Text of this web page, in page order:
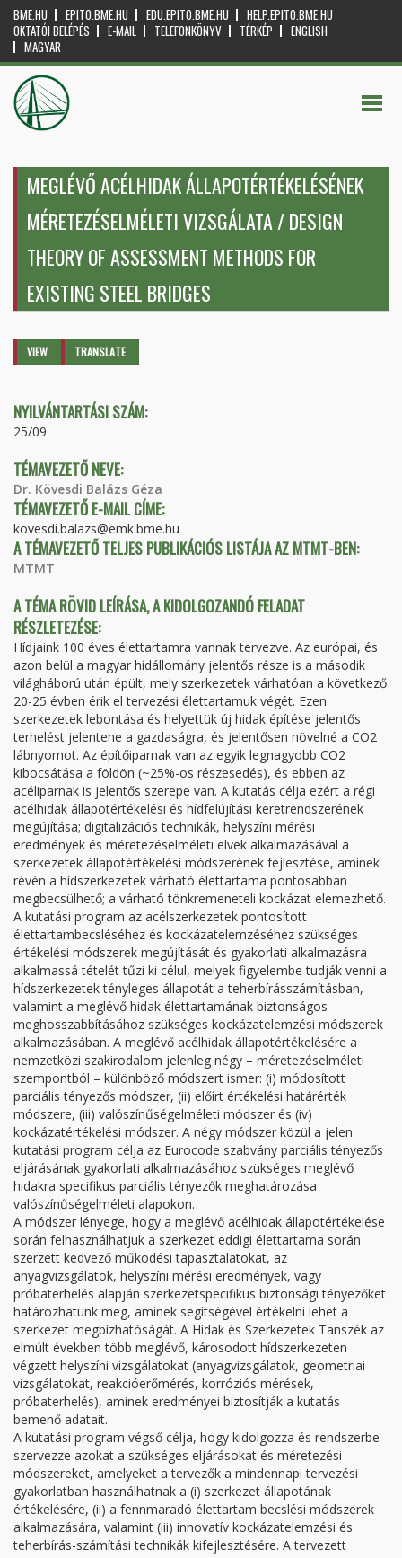
BME.HU EPITO.BME.HU EDU.EPITO.BME.HU
HELP.EPITO.BME.HU
OKTATÓI BELÉPÉS
E-MAIL TELEFONKÖNYV TÉRKÉP
ENGLISH
MAGYAR
MEGLÉVŐ ACÉLHIDAK ÁLLAPOTÉRTÉKELÉSÉNEK
MÉRETEZÉSELMÉLETI VIZSGÁLATA / DESIGN
THEORY OF ASSESSMENT METHODS FOR
EXISTING STEEL BRIDGES
Primary tabs
VIEW (ACTIVETRANSLATE
NYILVÁNTARTÁSI SZÁM:
25/09
TÉMAVEZETŐ NEVE:
Dr. Kövesdi Balázs Géza
TÉMAVEZETŐ E-MAIL CÍME:
kovesdi.balazs@emk.bme.hu
A TÉMAVEZETŐ TELJES PUBLIKÁCIÓS LISTÁJA AZ MTMT-BEN:
MTMT
A TÉMA RÖVID LEÍRÁSA, A KIDOLGOZANDÓ FELADAT
RÉSZLETEZÉSE:
Hídjaink 100 éves élettartamra vannak tervezve. Az európai, és
azon belül a magyar hídállomány jelentős része is a második
világháború után épült, mely szerkezetek várhatóan a következő
20-25 évben érik el tervezési élettartamuk végét. Ezen
szerkezetek lebontása és helyettük új hidak építése jelentős
terhelést jelentene a gazdaságra, és jelentősen növelné a CO2
lábnyomot. Az építőiparnak van az egyik legnagyobb CO2
kibocsátása a földön (~25%-os részesedés), és ebben az
acéliparnak is jelentős szerepe van. A kutatás célja ezért a régi
acélhidak állapotértékelési és hídfelújítási keretrendszerének
megújítása; digitalizációs technikák, helyszíni mérési
eredmények és méretezéselméleti elvek alkalmazásával a
szerkezetek állapotértékelési módszerének fejlesztése, aminek
révén a hídszerkezetek várható élettartama pontosabban
megbecsülhető; a várható tönkremeneteli kockázat elemezhető.
A kutatási program az acélszerkezetek pontosított
élettartambecsléséhez és kockázatelemzéséhez szükséges
értékelési módszerek megújítását és gyakorlati alkalmazásra
alkalmassá tételét tűzi ki célul, melyek figyelembe tudják venni a
hídszerkezetek tényleges állapotát a teherbírásszámításban,
valamint a meglévő hidak élettartamának biztonságos
meghosszabbításához szükséges kockázatelemzési módszerek
alkalmazásában. A meglévő acélhidak állapotértékelésére a
nemzetközi szakirodalom jelenleg négy – méretezéselméleti
szempontból – különböző módszert ismer: (i) módosított
parciális tényezős módszer, (ii) előírt értékelési határérték
módszere, (iii) valószínűségelméleti módszer és (iv)
kockázatértékelési módszer. A négy módszer közül a jelen
kutatási program célja az Eurocode szabvány parciális tényezős
eljárásának gyakorlati alkalmazásához szükséges meglévő
hidakra specifikus parciális tényezők meghatározása
valószínűségelméleti alapokon.
A módszer lényege, hogy a meglévő acélhidak állapotértékelése
során felhasználhatjuk a szerkezet eddigi élettartama során
szerzett kedvező működési tapasztalatokat, az
anyagvizsgálatok, helyszíni mérési eredmények, vagy
próbaterhelés alapján szerkezetspecifikus biztonsági tényezőket
határozhatunk meg, aminek segítségével értékelni lehet a
szerkezet megbízhatóságát. A Hidak és Szerkezetek Tanszék az
elmúlt években több meglévő, károsodott hídszerkezeten
végzett helyszíni vizsgálatokat (anyagvizsgálatok, geometriai
vizsgálatokat, reakcióerőmérés, korróziós mérések,
próbaterhelés), aminek eredményei biztosítják a kutatás
bemenő adatait.
A kutatási program végső célja, hogy kidolgozza és rendszerbe
szervezze azokat a szükséges eljárásokat és méretezési
módszereket, amelyeket a tervezők a mindennapi tervezési
gyakorlatban használhatnak a (i) szerkezet állapotának
értékelésére, (ii) a fennmaradó élettartam becslési módszerek
alkalmazására, valamint (iii) innovatív kockázatelemzési és
teherbírás-számítási technikák kifejlesztésére. A tervezett